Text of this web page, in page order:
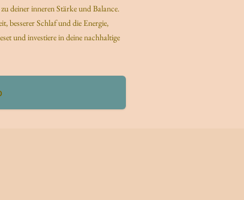
deiner inneren Stärke und Balance.
besserer Schlaf und die Energie,
und investiere in deine nachhaltige